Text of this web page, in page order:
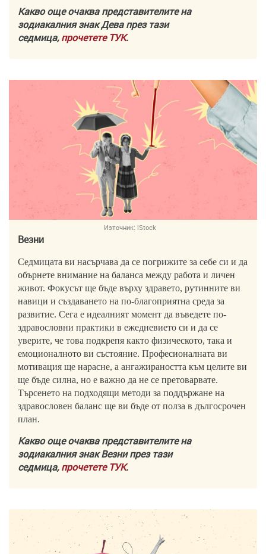
Какво още очаква представителите на
зодиакалния знак Дева през тази
седмица,прочетете ТУК.
Източник: iStock
Везни
Седмицата ви насърчава да се погрижите за себе си и да
обърнете внимание на баланса между работа и личен
живот. Фокусът ще бъде върху здравето, рутинните ви
навици и създаването на по-благоприятна среда за
развитие. Сега е идеалният момент да въведете по-
здравословни практики в ежедневието си и да се
уверите, че това подкрепя както физическото, така и
емоционалното ви състояние. Професионалната ви
мотивация ще нарасне, а ангажираността към целите ви
ще бъде силна, но е важно да не се претоварвате.
Търсенето на подходящи методи за поддържане на
здравословен баланс ще ви бъде от полза в дългосрочен
план.
Какво още очаква представителите на
зодиакалния знак Везни през тази
седмица,прочетете ТУК.